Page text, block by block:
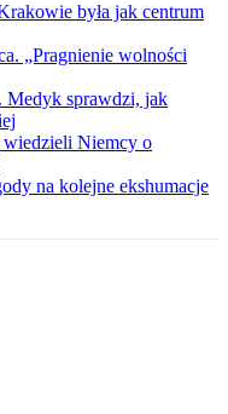
była jak centrum
„Pragnienie wolności
Medyk sprawdzi, jak
wiedzieli Niemcy o
na kolejne ekshumacje